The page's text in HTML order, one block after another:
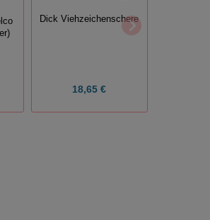
Dick Viehzeichenschere
18,65 €